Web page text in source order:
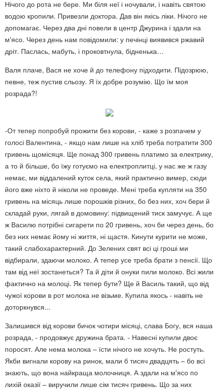
Нічого до рота не бере. Ми біля неї і ночували, і навіть святою
водою кропили. Привезли доктора. Дав він якісь ліки. Нічого не
допомагає. Через два дні повели в центр Джурина і здали на
м'ясо. Через день нам повідомили: у печінці виявився ржавий
дріт. Паслась, мабуть, і проковтнула, бідненька…
Валя плаче, Вася не хоче й до телефону підходити. Підозрюю,
певне, теж пустив сльозу. Я їх добре розумію. Що їм моя
розрада?!
-От тепер попробуй прожити без корови, - каже з розпачем у
голосі Валентина, - якщо нам лише на хліб треба потратити 300
гривень щомісяця. Ще понад 300 гривень платимо за електрику,
а то й більше, бо їжу готуємо на електроплитці, у нас же ж газу
немає, ми віддалений куток села, який практично вимер, сюди
його вже ніхто й ніколи не проведе. Мені треба купляти на 350
гривень на місяць лише порошків різних, бо без них, хоч бери й
складай руки, лягай в домовину: підвищений тиск замучує. А ще
ж Василю потрібні сигарети по 20 гривень, хоч би через день, бо
без них немає йому ні життя, ні щастя. Кинути курити не може,
такий слабохарактерний. До Зелених свят всі ці гроші ми
відбирали, здаючи молоко. А тепер усе треба брати з пенсії. Що
там від неї зостанеться? Та й діти й онуки пили молоко. Всі жили
фактично на молоці. Як тепер бути? Ще й Василь такий, що від
чужої корови в рот молока не візьме. Купила якось - навіть не
доторкнувся...
Залишився від корови бичок чотири місяці, слава Богу, вся наша
розрада, - продовжує дружина брата. - Навесні купили двоє
поросят. Але нема молока – їсти нічого не хочуть. Не ростуть.
Якби вигнали корову на ринок, мали б тисяч двадцять – бо всі
знають, що вона найкраща молочниця. А здали на м'ясо по
лихій оказії – виручили лише сім тисяч гривень. Що за них